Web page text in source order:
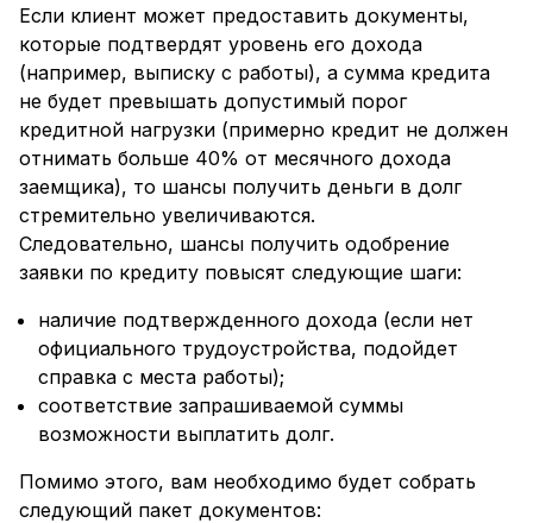
Если клиент может предоставить документы,
которые подтвердят уровень его дохода
(например, выписку с работы), а сумма кредита
не будет превышать допустимый порог
кредитной нагрузки (примерно кредит не должен
отнимать больше 40% от месячного дохода
заемщика), то шансы получить деньги в долг
стремительно увеличиваются.
Следовательно, шансы получить одобрение
заявки по кредиту повысят следующие шаги:
наличие подтвержденного дохода (если нет
официального трудоустройства, подойдет
справка с места работы);
соответствие запрашиваемой суммы
возможности выплатить долг.
Помимо этого, вам необходимо будет собрать
следующий пакет документов: